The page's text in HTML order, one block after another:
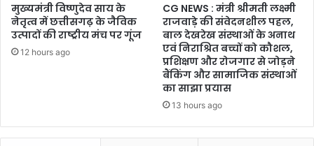
मुख्यमंत्री विष्णुदेव साय के
नेतृत्व में छत्तीसगढ़ के जैविक
उत्पादों की राष्ट्रीय मंच पर गूंज
12 hours ago
CG NEWS : मंत्री श्रीमती लक्ष्मी
राजवाड़े की संवेदनशील पहल,
बाल देखरेख संस्थाओं के अनाथ
एवं निराश्रित बच्चों को कौशल,
प्रशिक्षण और रोजगार से जोड़ने
बैंकिंग और सामाजिक संस्थाओं
का साझा प्रयास
13 hours ago